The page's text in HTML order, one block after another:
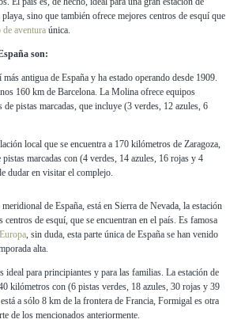
sino que también ofrece mejores centros de esquí que
aventura única.
son:
antigua de España y ha estado operando desde 1909.
160 km de Barcelona. La Molina ofrece equipos
pistas marcadas, que incluye (3 verdes, 12 azules, 6
local que se encuentra a 170 kilómetros de Zaragoza,
marcadas con (4 verdes, 14 azules, 16 rojas y 4
dudar en visitar el complejo.
de España, está en Sierra de Nevada, la estación
de esquí, que se encuentran en el país. Es famosa
Europa, sin duda, esta parte única de España se han venido
alta.
ideal para principiantes y para las familias. La estación de
kilómetros con (6 pistas verdes, 18 azules, 30 rojas y 39
a sólo 8 km de la frontera de Francia, Formigal es otra
de los mencionados anteriormente.